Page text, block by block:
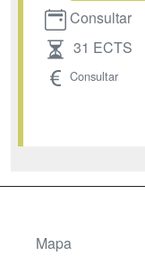
Consultar
31 ECTS
Consultar
Mapa